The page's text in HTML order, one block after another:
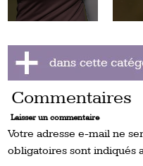
Commentaires
Laisser un commentaire
Votre adresse e-mail ne
obligatoires sont indiqués